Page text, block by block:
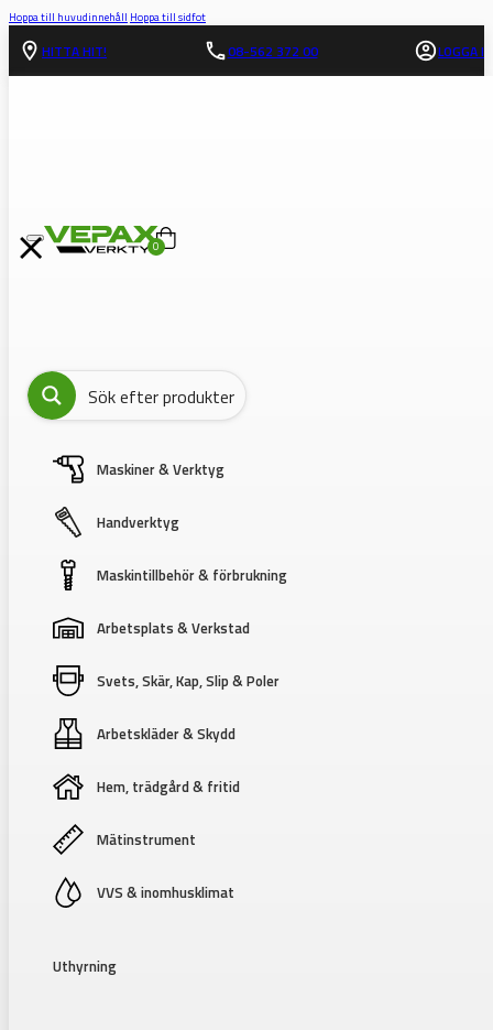
Hoppa till huvudinnehåll Hoppa till sidfot
HITTA HIT! 08-562 372 00 LOGGA IN
0
Maskiner & Verktyg
Handverktyg
Maskintillbehör & förbrukning
Arbetsplats & Verkstad
Svets, Skär, Kap, Slip & Poler
Arbetskläder & Skydd
Hem, trädgård & fritid
Mätinstrument
VVS & inomhusklimat
Uthyrning